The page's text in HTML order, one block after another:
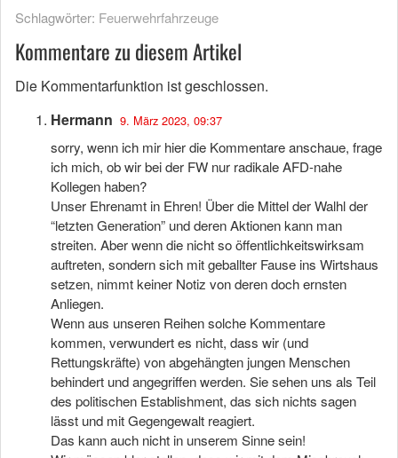
Schlagwörter: Feuerwehrfahrzeuge
Kommentare zu diesem Artikel
Die Kommentarfunktion ist geschlossen.
Hermann 9. März 2023, 09:37
sorry, wenn ich mir hier die Kommentare anschaue, frage
ich mich, ob wir bei der FW nur radikale AFD-nahe
Kollegen haben?
Unser Ehrenamt in Ehren! Über die Mittel der Walhl der
“letzten Generation” und deren Aktionen kann man
streiten. Aber wenn die nicht so öffentlichkeitswirksam
auftreten, sondern sich mit geballter Fause ins Wirtshaus
setzen, nimmt keiner Notiz von deren doch ernsten
Anliegen.
Wenn aus unseren Reihen solche Kommentare
kommen, verwundert es nicht, dass wir (und
Rettungskräfte) von abgehängten jungen Menschen
behindert und angegriffen werden. Sie sehen uns als Teil
des politischen Establishment, das sich nichts sagen
lässt und mit Gegengewalt reagiert.
Das kann auch nicht in unserem Sinne sein!